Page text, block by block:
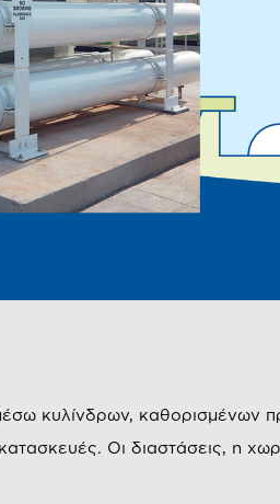
κυλίνδρων, καθορισμένων
Οι διαστάσεις, η